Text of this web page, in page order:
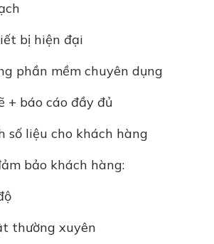
bị hiện đại
phần mềm chuyên dụng
+ báo cáo đầy đủ
số liệu cho khách hàng
bảo khách hàng:
thường xuyên